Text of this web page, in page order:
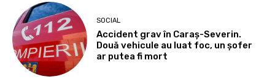
SOCIAL
Accident grav în Caraș-Severin.
Două vehicule au luat foc, un șofer
ar putea fi mort